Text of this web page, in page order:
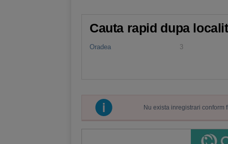
Cauta rapid dupa
Oradea 3
Nu exista inregistrari